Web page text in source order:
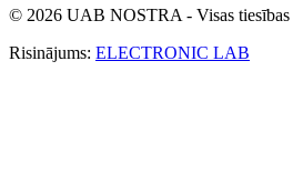
© 2026 UAB NOSTRA - Visas tiesības
Risinājums: ELECTRONIC LAB